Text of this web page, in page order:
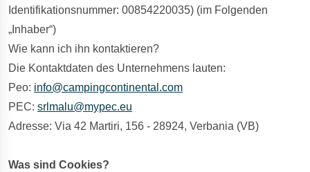
Identifikationsnummer: 00854220035) (im Folgenden
„Inhaber“)
Wie kann ich ihn kontaktieren?
Die Kontaktdaten des Unternehmens lauten:
Peo: info@campingcontinental.com
PEC: srlmalu@mypec.eu
Adresse: Via 42 Martiri, 156 - 28924, Verbania (VB)
Was sind Cookies?